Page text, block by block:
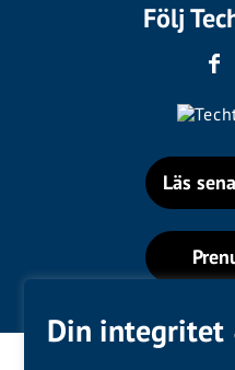
Din integritet
Följ
Läs